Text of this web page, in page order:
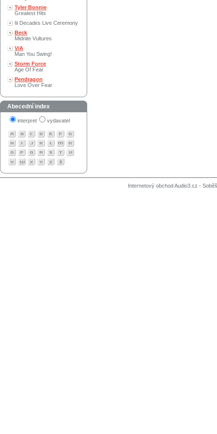
Tyler Bonnie
Greatest Hits
Iii Decades Live Ceremony
Beck
Midnite Vultures
V/A
Man You Swing!
Storm Force
Age Of Fear
Pendragon
Love Over Fear
Abecední index
interpret vydavatel
Internetový obchod Audio3.cz -